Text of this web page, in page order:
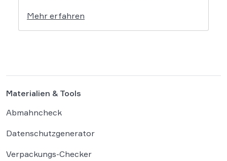
in die Debatte bringen und vielen
Arbeitnehmern den Weg zu einer Vergütung
Mehr erfahren
Materialien & Tools
Abmahncheck
Datenschutzgenerator
Verpackungs-Checker